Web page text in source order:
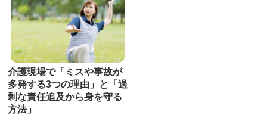
介護現場で「ミスや事故が
多発する3つの理由」と「過
剰な責任追及から身を守る
方法」